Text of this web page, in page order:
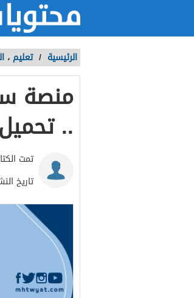
الرئيسية / تعليم ،
منصة
..
تمت
تاريخ